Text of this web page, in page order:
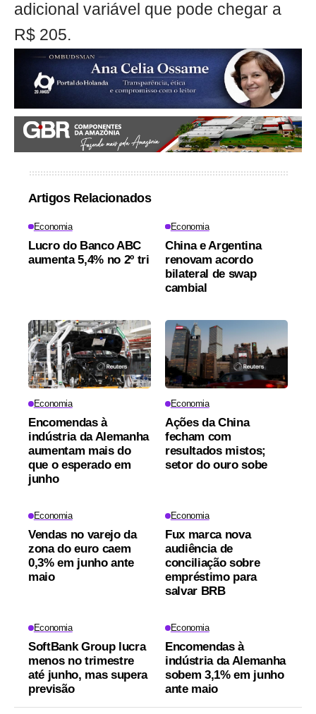
adicional variável que pode chegar a
R$ 205.
Artigos Relacionados
Economia
Lucro do Banco ABC
aumenta 5,4% no 2º tri
Economia
China e Argentina
renovam acordo
bilateral de swap
cambial
Economia
Encomendas à
indústria da Alemanha
aumentam mais do
que o esperado em
junho
Economia
Ações da China
fecham com
resultados mistos;
setor do ouro sobe
Economia
Vendas no varejo da
zona do euro caem
0,3% em junho ante
maio
Economia
Fux marca nova
audiência de
conciliação sobre
empréstimo para
salvar BRB
Economia
SoftBank Group lucra
menos no trimestre
até junho, mas supera
previsão
Economia
Encomendas à
indústria da Alemanha
sobem 3,1% em junho
ante maio